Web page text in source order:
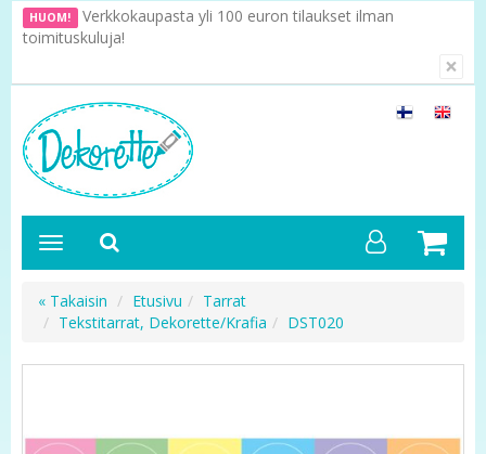
HUOM! Verkkokaupasta yli 100 euron tilaukset ilman
toimituskuluja!
×
« Takaisin Etusivu
Tarrat
Tekstitarrat, Dekorette/Krafia
DST020